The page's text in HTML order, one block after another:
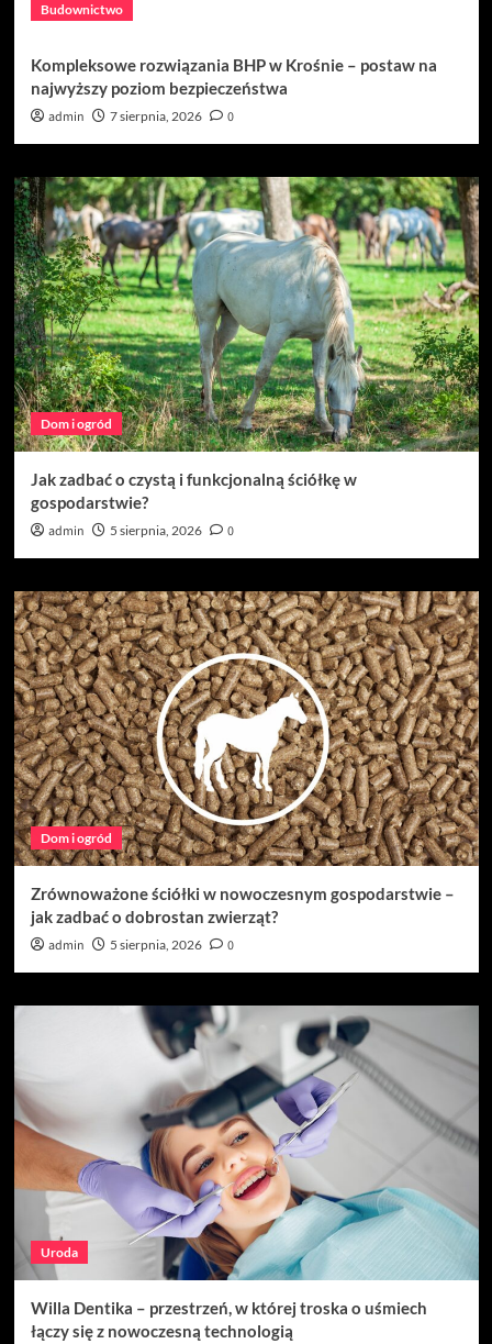
Budownictwo
Kompleksowe rozwiązania BHP w Krośnie – postaw na
najwyższy poziom bezpieczeństwa
admin 7 sierpnia, 2026 0
Dom i ogród
Jak zadbać o czystą i funkcjonalną ściółkę w
gospodarstwie?
admin 5 sierpnia, 2026 0
Dom i ogród
Zrównoważone ściółki w nowoczesnym gospodarstwie –
jak zadbać o dobrostan zwierząt?
admin 5 sierpnia, 2026 0
Uroda
Willa Dentika – przestrzeń, w której troska o uśmiech
łączy się z nowoczesną technologią